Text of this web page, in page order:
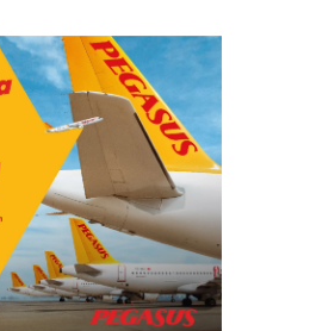
HAVAYOLU • 07 AĞU 2026
SUNEXPRESS’IN ÜÇ GÜN
ÜST ÜSTE GÜNLÜK
YOLCU SAYISI 71 BINI AŞTI
HAVAYOLU • 05 AĞU 2026
CORENDON’DAN YAKIT
VERIMLILIĞI VE
SÜRDÜRÜLEBILIRLIK IÇIN
İŞ BIRLIĞI!